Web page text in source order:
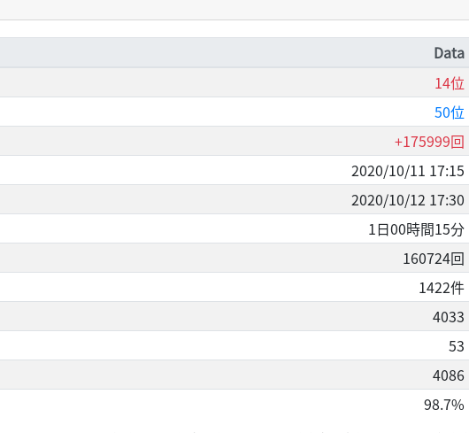
Data
14位
50位
+175999回
2020/10/11 17:15
2020/10/12 17:30
1日00時間15分
160724回
1422件
4033
53
4086
98.7%